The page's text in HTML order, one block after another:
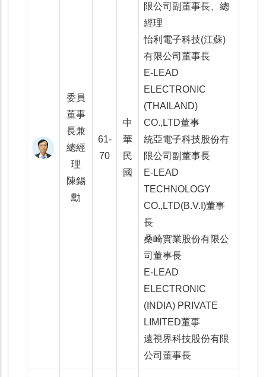
委員
董事
長兼
總經
理
陳錫
勳
61-
70
中
華
民
國
限公司副董事長、總
經理
怡利電子科技(江蘇)
有限公司董事長
E-LEAD
ELECTRONIC
(THAILAND)
CO.,LTD董事
統亞電子科技股份有
限公司副董事長
E-LEAD
TECHNOLOGY
CO.,LTD(B.V.I)董事
長
桑崎實業股份有限公
司董事長
E-LEAD
ELECTRONIC
(INDIA) PRIVATE
LIMITED董事
遠視界科技股份有限
公司董事長